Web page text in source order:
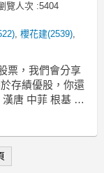
覽人次 :5404
,櫻花建(2539),
票，我們會分享
存績優股，你還
唐 中菲 根基 崇
壹 崇越 神基
皇翔 長虹 國揚